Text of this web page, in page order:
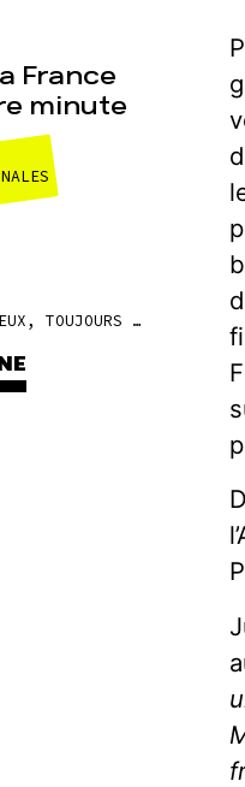
France
minute
SABLES BITUMINEUX, TOUJOURS PLUS LOIN, TOUJOURS PLUS SALE !